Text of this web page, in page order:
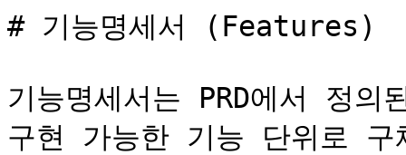
# 기능명세서 (Features)
기능명세서는 PRD에서 정
구현 가능한 기능 단위로